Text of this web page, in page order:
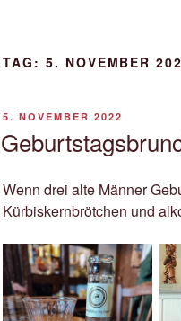
TAG: 5. NOVEMBER
VERÖFFENTLICHT
5. NOVEMBER 2022
Wenn drei alte Männer
Kürbiskernbrötchen und